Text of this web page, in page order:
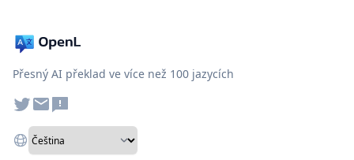
Přesný AI překlad ve více než 100 jazycích